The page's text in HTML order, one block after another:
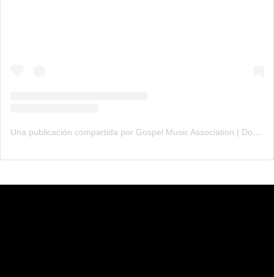
Una publicación compartida por Gospel Music Association | Dove Awards (@gmadoveawards)